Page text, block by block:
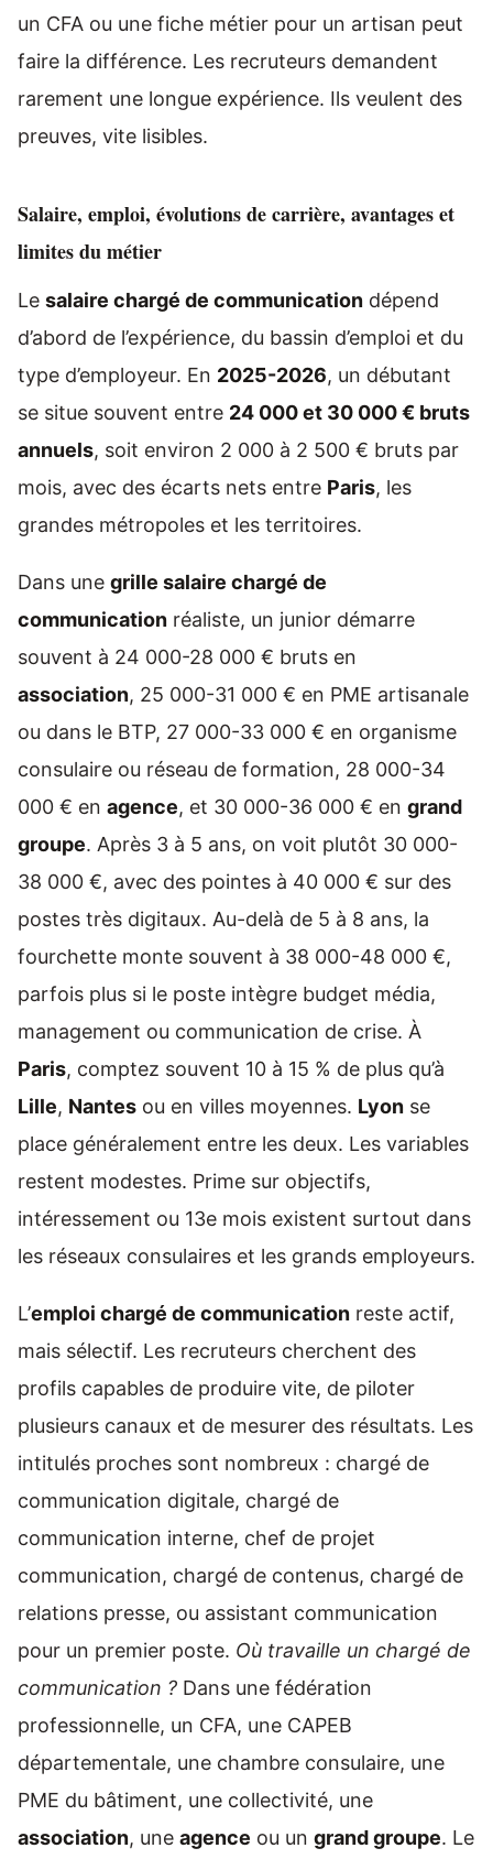
un CFA ou une fiche métier pour un artisan peut
faire la différence. Les recruteurs demandent
rarement une longue expérience. Ils veulent des
preuves, vite lisibles.
Salaire, emploi, évolutions de carrière, avantages et
limites du métier
Le salaire chargé de communication dépend
d’abord de l’expérience, du bassin d’emploi et du
type d’employeur. En 2025-2026, un débutant
se situe souvent entre 24 000 et 30 000 € bruts
annuels, soit environ 2 000 à 2 500 € bruts par
mois, avec des écarts nets entre Paris, les
grandes métropoles et les territoires.
Dans une grille salaire chargé de
communication réaliste, un junior démarre
souvent à 24 000-28 000 € bruts en
association, 25 000-31 000 € en PME artisanale
ou dans le BTP, 27 000-33 000 € en organisme
consulaire ou réseau de formation, 28 000-34
000 € en agence, et 30 000-36 000 € en grand
groupe. Après 3 à 5 ans, on voit plutôt 30 000-
38 000 €, avec des pointes à 40 000 € sur des
postes très digitaux. Au-delà de 5 à 8 ans, la
fourchette monte souvent à 38 000-48 000 €,
parfois plus si le poste intègre budget média,
management ou communication de crise. À
Paris, comptez souvent 10 à 15 % de plus qu’à
Lille, Nantes ou en villes moyennes. Lyon se
place généralement entre les deux. Les variables
restent modestes. Prime sur objectifs,
intéressement ou 13e mois existent surtout dans
les réseaux consulaires et les grands employeurs.
L’emploi chargé de communication reste actif,
mais sélectif. Les recruteurs cherchent des
profils capables de produire vite, de piloter
plusieurs canaux et de mesurer des résultats. Les
intitulés proches sont nombreux : chargé de
communication digitale, chargé de
communication interne, chef de projet
communication, chargé de contenus, chargé de
relations presse, ou assistant communication
pour un premier poste. Où travaille un chargé de
communication ? Dans une fédération
professionnelle, un CFA, une CAPEB
départementale, une chambre consulaire, une
PME du bâtiment, une collectivité, une
association, une agence ou un grand groupe. Le